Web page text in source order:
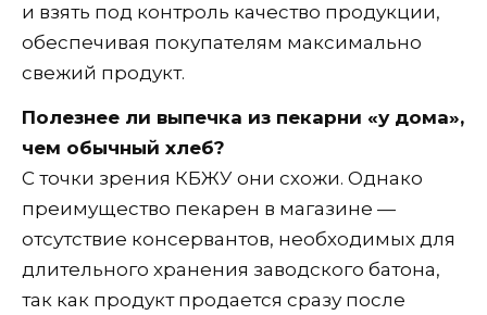
и взять под контроль качество продукции,
обеспечивая покупателям максимально
свежий продукт.
Полезнее ли выпечка из пекарни «у дома»,
чем обычный хлеб?
С точки зрения КБЖУ они схожи. Однако
преимущество пекарен в магазине —
отсутствие консервантов, необходимых для
длительного хранения заводского батона,
так как продукт продается сразу после